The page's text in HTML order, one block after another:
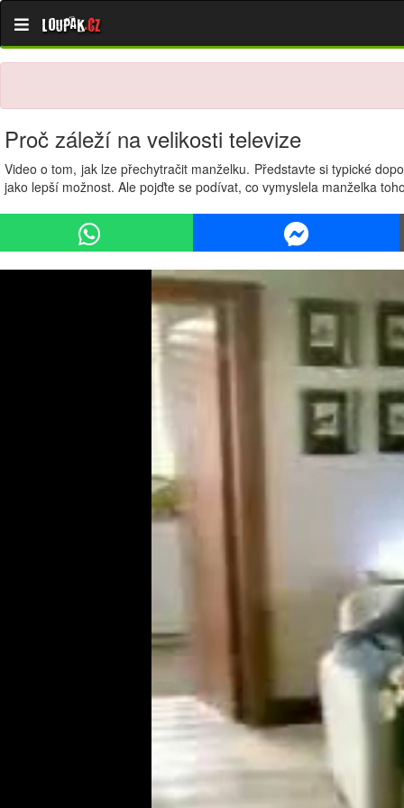
Loupak.cz
Proč záleží na velikosti televize
Video o tom, jak lze přechytračit manželku. Představte si typické
jako lepší možnost. Ale pojďte se podívat, co vymyslela manželka